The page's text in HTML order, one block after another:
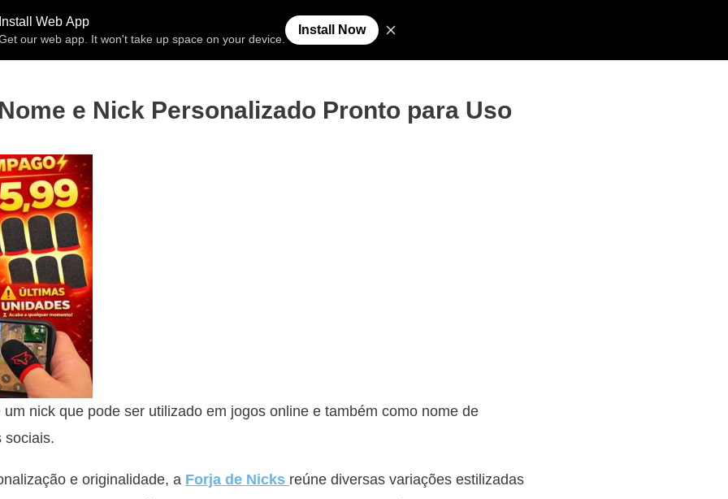
Free Fire Espaço Invisível Símbolos para Nick
e Nick Personalizado Pronto para Uso
nick que pode ser utilizado em jogos online e também como nome de
sociais.
e originalidade, a Forja de Nicks reúne diversas variações estilizadas